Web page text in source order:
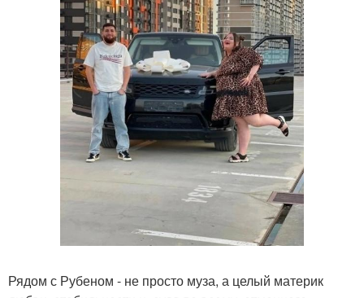
Рядом с Рубеном - не просто муза, а целый материк